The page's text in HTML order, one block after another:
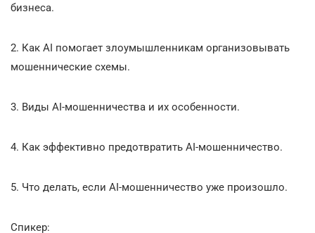
бизнеса.
2. Как AI помогает злоумышленникам организовывать
мошеннические схемы.
3. Виды AI-мошенничества и их особенности.
4. Как эффективно предотвратить AI-мошенничество.
5. Что делать, если AI-мошенничество уже произошло.
Спикер: